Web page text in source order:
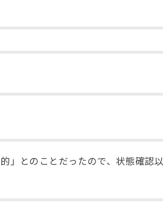
」とのことだったので、状態確認以